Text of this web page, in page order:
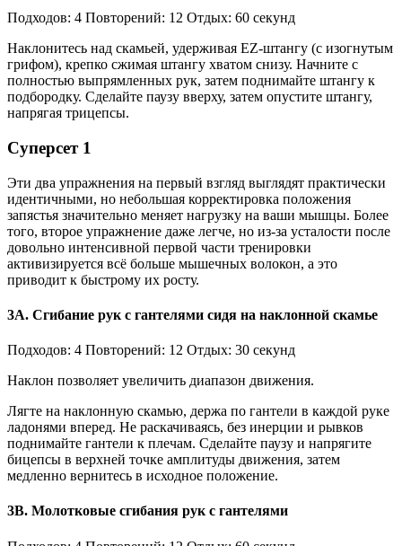
Подходов: 4 Повторений: 12 Отдых: 60 секунд
Наклонитесь над скамьей, удерживая EZ-штангу (с изогнутым
грифом), крепко сжимая штангу хватом снизу. Начните с
полностью выпрямленных рук, затем поднимайте штангу к
подбородку. Сделайте паузу вверху, затем опустите штангу,
напрягая трицепсы.
Суперсет 1
Эти два упражнения на первый взгляд выглядят практически
идентичными, но небольшая корректировка положения
запястья значительно меняет нагрузку на ваши мышцы. Более
того, второе упражнение даже легче, но из-за усталости после
довольно интенсивной первой части тренировки
активизируется всё больше мышечных волокон, а это
приводит к быстрому их росту.
3А. Сгибание рук с гантелями сидя на наклонной скамье
Подходов: 4 Повторений: 12 Отдых: 30 секунд
Наклон позволяет увеличить диапазон движения.
Лягте на наклонную скамью, держа по гантели в каждой руке
ладонями вперед. Не раскачиваясь, без инерции и рывков
поднимайте гантели к плечам. Сделайте паузу и напрягите
бицепсы в верхней точке амплитуды движения, затем
медленно вернитесь в исходное положение.
3B. Молотковые сгибания рук с гантелями